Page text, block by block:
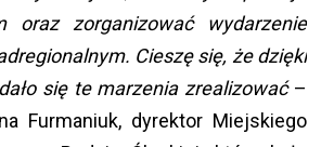
oraz zorganizować wydarzenie
Cieszę się, że dzięki
się te marzenia zrealizować–
Furmaniuk, dyrektor Miejskiego